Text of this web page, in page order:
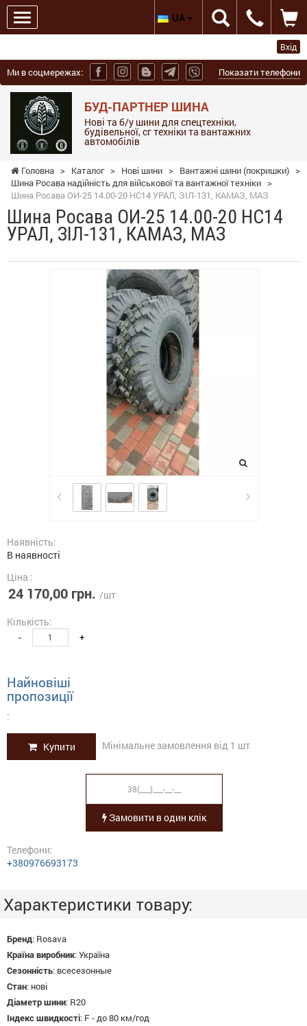
Вхід
Ми в соцмережах: Показати телефони
БУД-ПАРТНЕР ШИНА
Нові та б/у шини для спецтехніки,
будівельної, сг техніки та вантажних
автомобілів
UA
Головна > Каталог > Нові шини > Вантажні шини (покришки) >
Шина Росава надійність для військової та вантажної техніки >
Шина Росава ОИ-25 14.00-20 НС14 УРАЛ, ЗІЛ-131, КАМАЗ, МАЗ
Шина Росава ОИ-25 14.00-20 НС14
УРАЛ, ЗІЛ-131, КАМАЗ, МАЗ
Наявність:
В наявності
Ціна :
24 170,00 грн. /шт
Кількість:
- +
Найновіші
пропозиції
:
Купити Мінімальне замовлення від 1 шт
Замовити в один клік
Телефони:
+380976693173
Характеристики товару:
Бренд: Rosava
Країна виробник:Україна
Сезонність: всесезонные
Стан: нові
Діаметр шини: R20
Індекс швидкості: F - до 80 км/год